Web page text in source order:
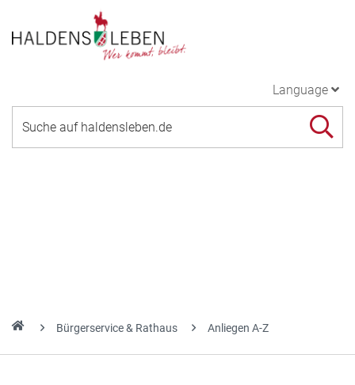
Language
Bürgerservice & Rathaus Anliegen A-Z